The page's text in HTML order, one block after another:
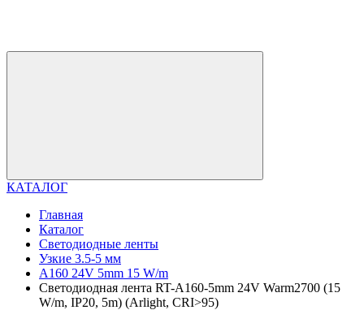
КАТАЛОГ
Главная
Каталог
Светодиодные ленты
Узкие 3.5-5 мм
A160 24V 5mm 15 W/m
Светодиодная лента RT-A160-5mm 24V Warm2700 (15
W/m, IP20, 5m) (Arlight, CRI>95)